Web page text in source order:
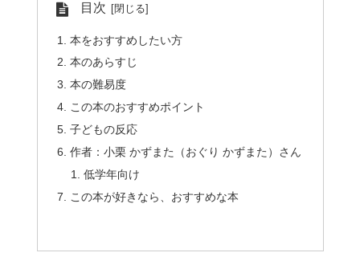
目次
本をおすすめしたい方
本のあらすじ
本の難易度
この本のおすすめポイント
子どもの反応
作者：小栗 かずまた（おぐり かずまた）さん
低学年向け
この本が好きなら、おすすめな本